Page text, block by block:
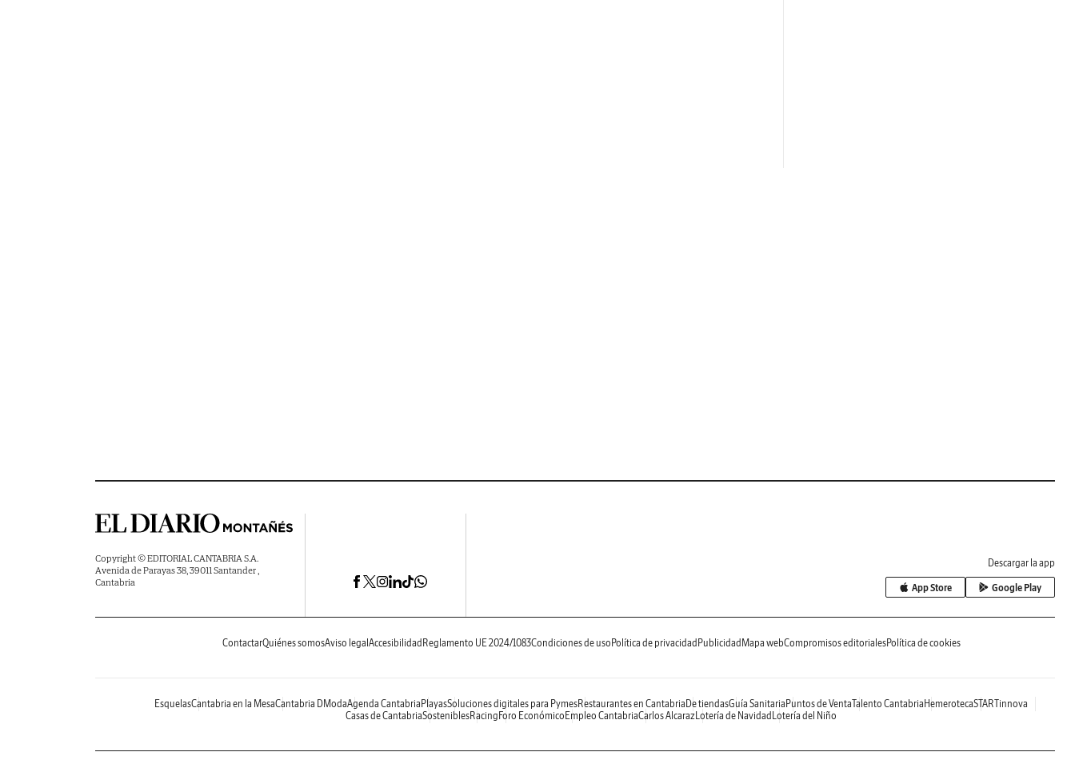
Copyright © EDITORIAL CANTABRIA S.A.
Avenida de Parayas 38, 39011 Santander ,
Cantabria
Descargar la app
App Store Google Play
ContactarQuiénes somosAviso legal Accesibilidad Reglamento UE 2024/1083Condiciones de uso Política de privacidad Publicidad Mapa webCompromisos editorialesPolítica de cookies
EsquelasCantabria en la MesaCantabria DModaAgenda Cantabria PlayasSoluciones digitales para PymesRestaurantes en Cantabria De tiendasGuía Sanitaria Puntos de VentaTalento Cantabria HemerotecaSTARTinnova
Casas de CantabriaSosteniblesRacing Foro Económico Empleo CantabriaCarlos AlcarazLotería de Navidad Lotería del Niño